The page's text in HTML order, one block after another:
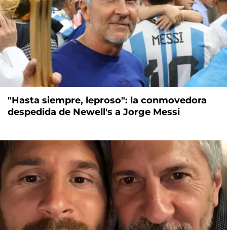
"Hasta siempre, leproso": la conmovedora
despedida de Newell's a Jorge Messi